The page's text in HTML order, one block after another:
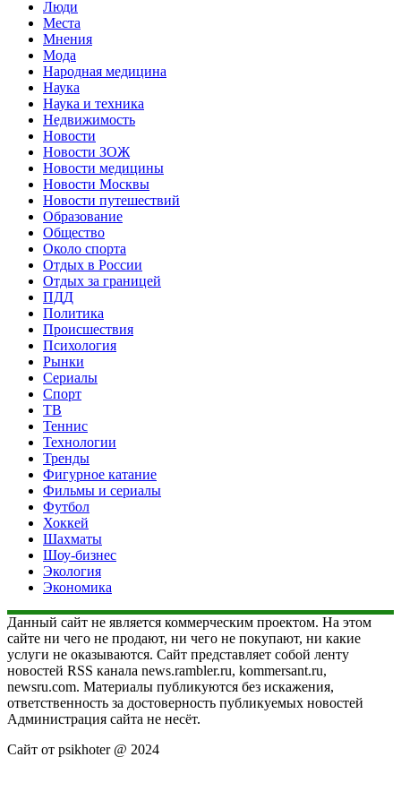
Люди
Места
Мнения
Мода
Народная медицина
Наука
Наука и техника
Недвижимость
Новости
Новости ЗОЖ
Новости медицины
Новости Москвы
Новости путешествий
Образование
Общество
Около спорта
Отдых в России
Отдых за границей
ПДД
Политика
Происшествия
Психология
Рынки
Сериалы
Спорт
ТВ
Теннис
Технологии
Тренды
Фигурное катание
Фильмы и сериалы
Футбол
Хоккей
Шахматы
Шоу-бизнес
Экология
Экономика
Данный сайт не является коммерческим проектом. На этом
сайте ни чего не продают, ни чего не покупают, ни какие
услуги не оказываются. Сайт представляет собой ленту
новостей RSS канала news.rambler.ru, kommersant.ru,
newsru.com. Материалы публикуются без искажения,
ответственность за достоверность публикуемых новостей
Администрация сайта не несёт.
Сайт от psikhoter @ 2024